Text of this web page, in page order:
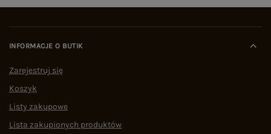
INFORMACJE O BUTIK
Zarejestruj się
Koszyk
Listy zakupowe
Lista zakupionych produktów